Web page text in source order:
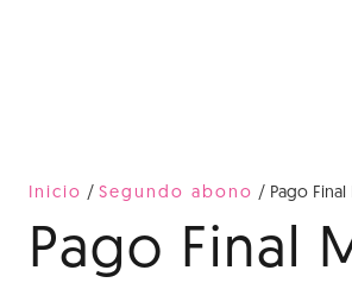
Inicio / Segundo abono / Pago Final
Pago Final